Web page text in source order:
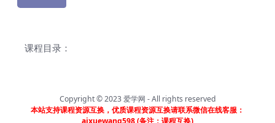
课程目录：
Copyright © 2023爱学网 - All rights reserved
本站支持课程资源互换，优质课程资源互换请联系微信在线客服：